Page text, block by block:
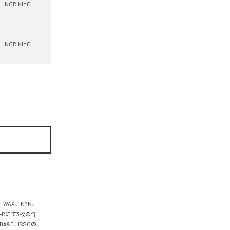
NORIKIYO
NORIKIYO
、KYN、
Rにて3枚の作
ISSOの